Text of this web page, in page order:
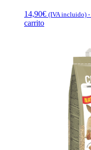
14,90€ (IVA incluido) -
carrito